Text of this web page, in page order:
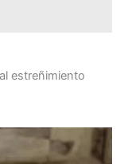
estreñimiento